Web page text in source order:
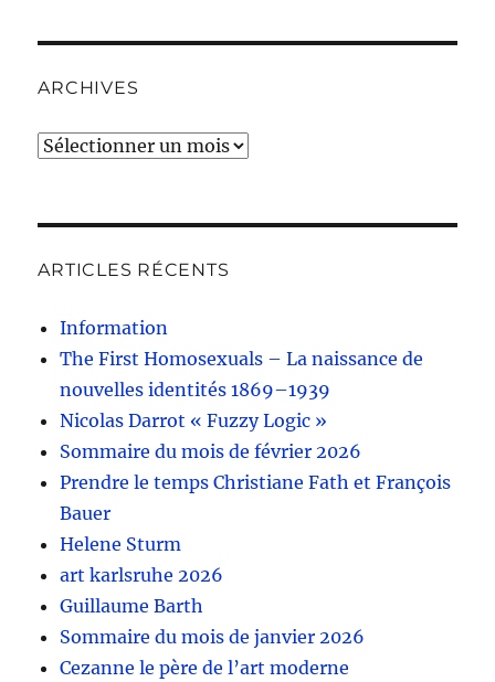
ARCHIVES
Archives
ARTICLES RÉCENTS
Information
The First Homosexuals – La naissance de
nouvelles identités 1869–1939
Nicolas Darrot « Fuzzy Logic »
Sommaire du mois de février 2026
Prendre le temps Christiane Fath et François
Bauer
Helene Sturm
art karlsruhe 2026
Guillaume Barth
Sommaire du mois de janvier 2026
Cezanne le père de l’art moderne